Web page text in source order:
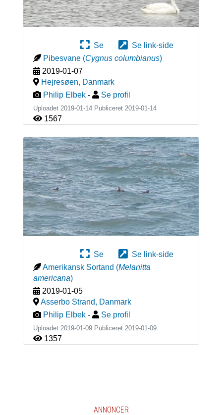
Se
Se link-side
Pibesvane (Cygnus columbianus)
2019-01-07
Hejresøen, Danmark
Philip Elbek - Se profil
Uploadet 2019-01-14 Publiceret 2019-01-14
1567
Se
Se link-side
Amerikansk Sortand (Melanitta
americana)
2019-01-05
Asserbo Strand, Danmark
Philip Elbek - Se profil
Uploadet 2019-01-09 Publiceret 2019-01-09
1357
ANNONCER